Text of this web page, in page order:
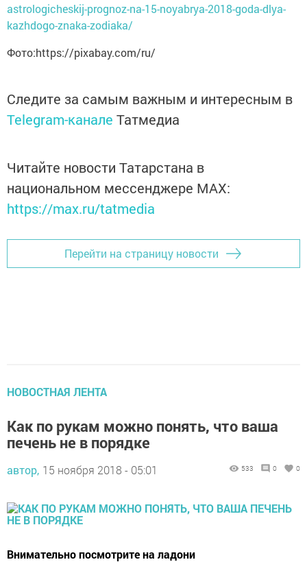
astrologicheskij-prognoz-na-15-noyabrya-2018-goda-dlya-
kazhdogo-znaka-zodiaka/
Фото:https://pixabay.com/ru/
Следите за самым важным и интересным в
Telegram-канале Татмедиа
Читайте новости Татарстана в
национальном мессенджере MАХ:
https://max.ru/tatmedia
Перейти на страницу новости
НОВОСТНАЯ ЛЕНТА
Как по рукам можно понять, что ваша
печень не в порядке
автор, 15 ноября 2018 - 05:01 533 0 0
Внимательно посмотрите на ладони